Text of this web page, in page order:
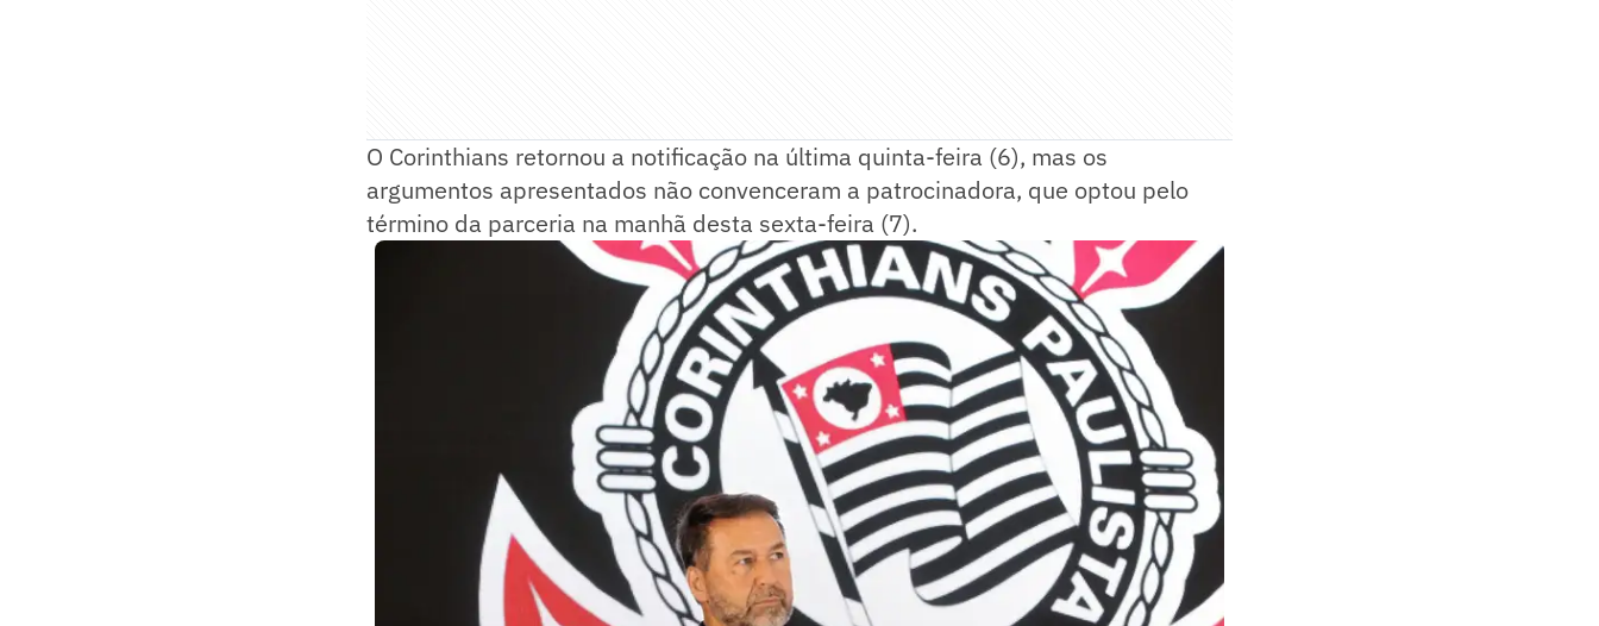
O Corinthians retornou a notificação na última quinta-feira (6), mas os
argumentos apresentados não convenceram a patrocinadora, que optou pelo
término da parceria na manhã desta sexta-feira (7).